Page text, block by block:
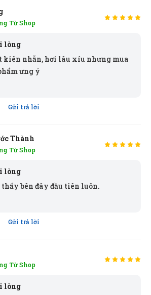
Từ Shop
lòng
kiên nhẫn, hơi lâu xíu nhưng mua
ưng ý
Gửi trả lời
Thành
Từ Shop
lòng
bên đây đầu tiên luôn.
Gửi trả lời
Từ Shop
lòng
năm trước)
năm trước)
đúng giờ. Phong cách chuyên